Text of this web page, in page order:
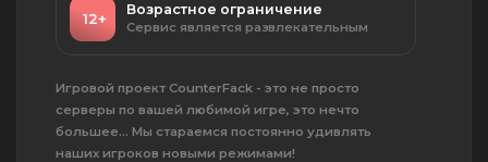
12+
Возрастное ограничение
Сервис является развлекательным
Игровой проект CounterFack - это не просто
серверы по вашей любимой игре, это нечто
большее... Мы стараемся постоянно удивлять
наших игроков новыми режимами!